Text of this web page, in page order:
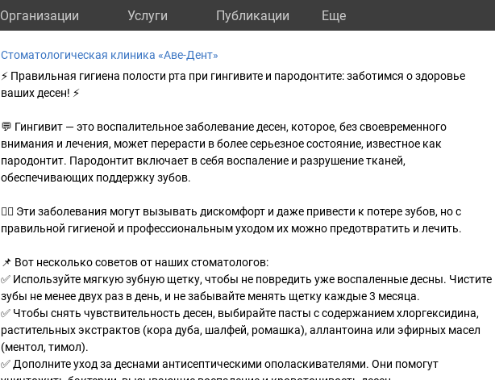
Организации Услуги Публикации Eще
Стоматологическая клиника «Аве-Дент»
⚡ Правильная гигиена полости рта при гингивите и пародонтите: заботимся о здоровье
ваших десен! ⚡
💬 Гингивит — это воспалительное заболевание десен, которое, без своевременного
внимания и лечения, может перерасти в более серьезное состояние, известное как
пародонтит. Пародонтит включает в себя воспаление и разрушение тканей,
обеспечивающих поддержку зубов.
👩‍⚕ Эти заболевания могут вызывать дискомфорт и даже привести к потере зубов, но с
правильной гигиеной и профессиональным уходом их можно предотвратить и лечить.
📌 Вот несколько советов от наших стоматологов:
✅ Используйте мягкую зубную щетку, чтобы не повредить уже воспаленные десны. Чистите
зубы не менее двух раз в день, и не забывайте менять щетку каждые 3 месяца.
✅ Чтобы снять чувствительность десен, выбирайте пасты с содержанием хлоргексидина,
растительных экстрактов (кора дуба, шалфей, ромашка), аллантоина или эфирных масел
(ментол, тимол).
✅ Дополните уход за деснами антисептическими ополаскивателями. Они помогут